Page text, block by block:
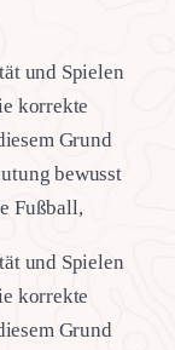
und Spielen
korrekte
Grund
bewusst
Fußball,
und Spielen
korrekte
Grund